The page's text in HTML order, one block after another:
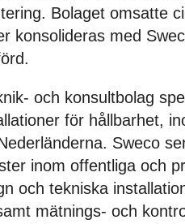
Bolaget omsatte
konsolideras med
och konsultbolag
för hållbarhet,
Sweco
inom offentliga och
och tekniska
mätnings- och